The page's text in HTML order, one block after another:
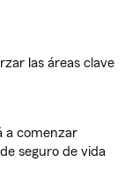
las áreas clave
a comenzar
seguro de vida